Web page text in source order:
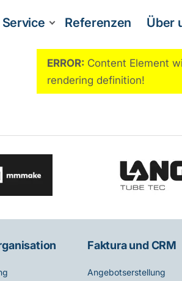
Service Referenzen Über
ERROR: Content Element
rendering definition!
Faktura und CRM
Angebotserstellung